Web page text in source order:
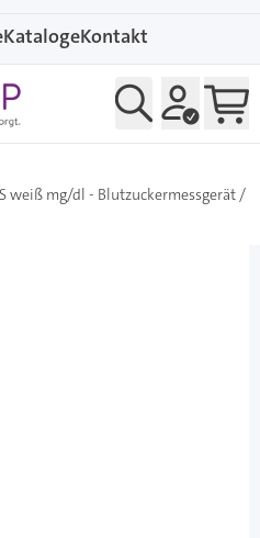
KatalogeKontakt
weiß mg/dl - Blutzuckermessgerät /